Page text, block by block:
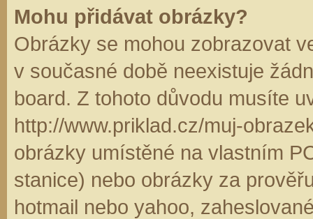
Mohu přidávat obrázky?
Obrázky se mohou zobrazovat
v současné době neexistuje
board. Z tohoto důvodu musíte
http://www.priklad.cz/muj-
obrázky umístěné na vlastním
stanice) nebo obrázky za
hotmail nebo yahoo,